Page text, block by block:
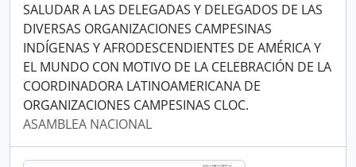
SALUDAR A LAS DELEGADAS Y DELEGADOS DE LAS
DIVERSAS ORGANIZACIONES CAMPESINAS
INDÍGENAS Y AFRODESCENDIENTES DE AMÉRICA Y
EL MUNDO CON MOTIVO DE LA CELEBRACIÓN DE LA
COORDINADORA LATINOAMERICANA DE
ORGANIZACIONES CAMPESINAS CLOC.
ASAMBLEA NACIONAL